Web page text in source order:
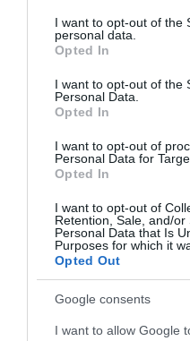
not limited to your visit or
grant or deny consent to
use your data for below
consent section.
I want to opt-out of the
personal data.
Opted In
I want to opt-out of the
Personal Data.
Opted In
I want to opt-out of
Personal Data for
Opted In
I want to opt-out of
Retention, Sale, and/or
Personal Data that Is
Purposes for which it
Opted Out
Google consents
I want to allow Google
Hot Cross
Pascua
Jamás imaginé que estos
increíblemente buenos.
ocasiones y pueden llegar a
Estos Hot Cross Buns...